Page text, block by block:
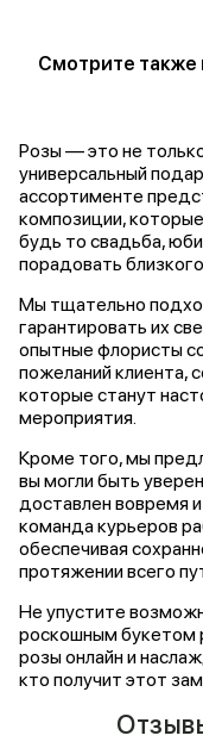
Смотрите также
Розы — это не
универсальный
ассортименте
композиции,
будь то свадьба,
порадовать
Мы тщательно
гарантировать их
опытные флористы
пожеланий клиента,
которые станут
мероприятия.
Кроме того, мы
вы могли быть
доставлен вовремя
команда курьеров
обеспечивая
протяжении всего
Не упустите
роскошным букетом
розы онлайн и
кто получит этот